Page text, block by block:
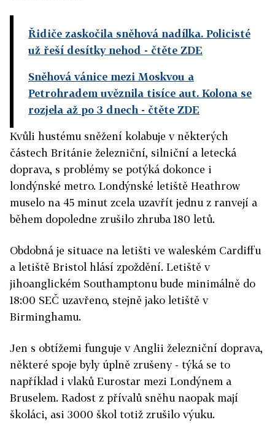
Řidiče zaskočila sněhová nadílka. Policisté
už řeší desítky nehod - čtěte ZDE
Sněhová vánice mezi Moskvou a
Petrohradem uvěznila tisíce aut. Kolona se
rozjela až po 3 dnech - čtěte ZDE
Kvůli hustému sněžení kolabuje v některých
částech Británie železniční, silniční a letecká
doprava, s problémy se potýká dokonce i
londýnské metro. Londýnské letiště Heathrow
muselo na 45 minut zcela uzavřít jednu z ranvejí a
během dopoledne zrušilo zhruba 180 letů.
Obdobná je situace na letišti ve waleském Cardiffu
a letiště Bristol hlásí zpoždění. Letiště v
jihoanglickém Southamptonu bude minimálně do
18:00 SEČ uzavřeno, stejně jako letiště v
Birminghamu.
Jen s obtížemi funguje v Anglii železniční doprava,
některé spoje byly úplně zrušeny - týká se to
například i vlaků Eurostar mezi Londýnem a
Bruselem. Radost z přívalů sněhu naopak mají
školáci, asi 3000 škol totiž zrušilo výuku.